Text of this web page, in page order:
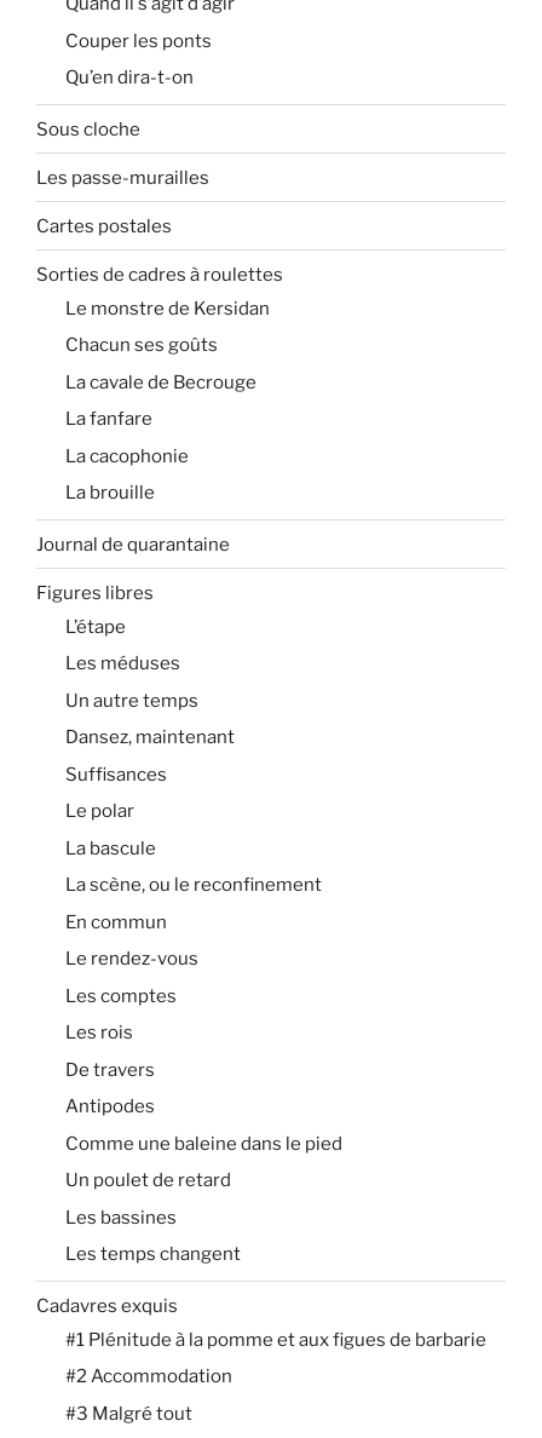
Couper les ponts
Qu’en dira-t-on
Sous cloche
Les passe-murailles
Cartes postales
Sorties de cadres à roulettes
Le monstre de Kersidan
Chacun ses goûts
La cavale de Becrouge
La fanfare
La cacophonie
La brouille
Journal de quarantaine
Figures libres
L’étape
Les méduses
Un autre temps
Dansez, maintenant
Suffisances
Le polar
La bascule
La scène, ou le reconfinement
En commun
Le rendez-vous
Les comptes
Les rois
De travers
Antipodes
Comme une baleine dans le pied
Un poulet de retard
Les bassines
Les temps changent
Cadavres exquis
#1 Plénitude à la pomme et aux figues de barbarie
#2 Accommodation
#3 Malgré tout